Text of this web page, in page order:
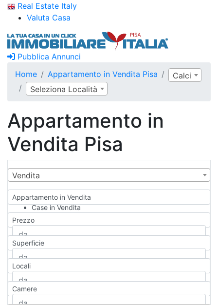
Real Estate Italy
Valuta Casa
Pubblica Annunci
Home
Appartamento in Vendita Pisa
Calci
Seleziona Località
Appartamento in
Vendita Pisa
Vendita
Appartamento in Vendita
Case in Vendita
Qualsiasi
Appartamento
Casa indipendente
Casa Semi-indipendente
Attico/Mansarda
Rustico/Casale
Prezzo
Superficie
Locali
Camere